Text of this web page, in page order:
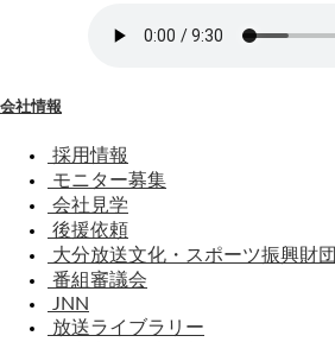
会社情報
採用情報
モニター募集
会社見学
後援依頼
大分放送文化・スポーツ振興財団
番組審議会
JNN
放送ライブラリー